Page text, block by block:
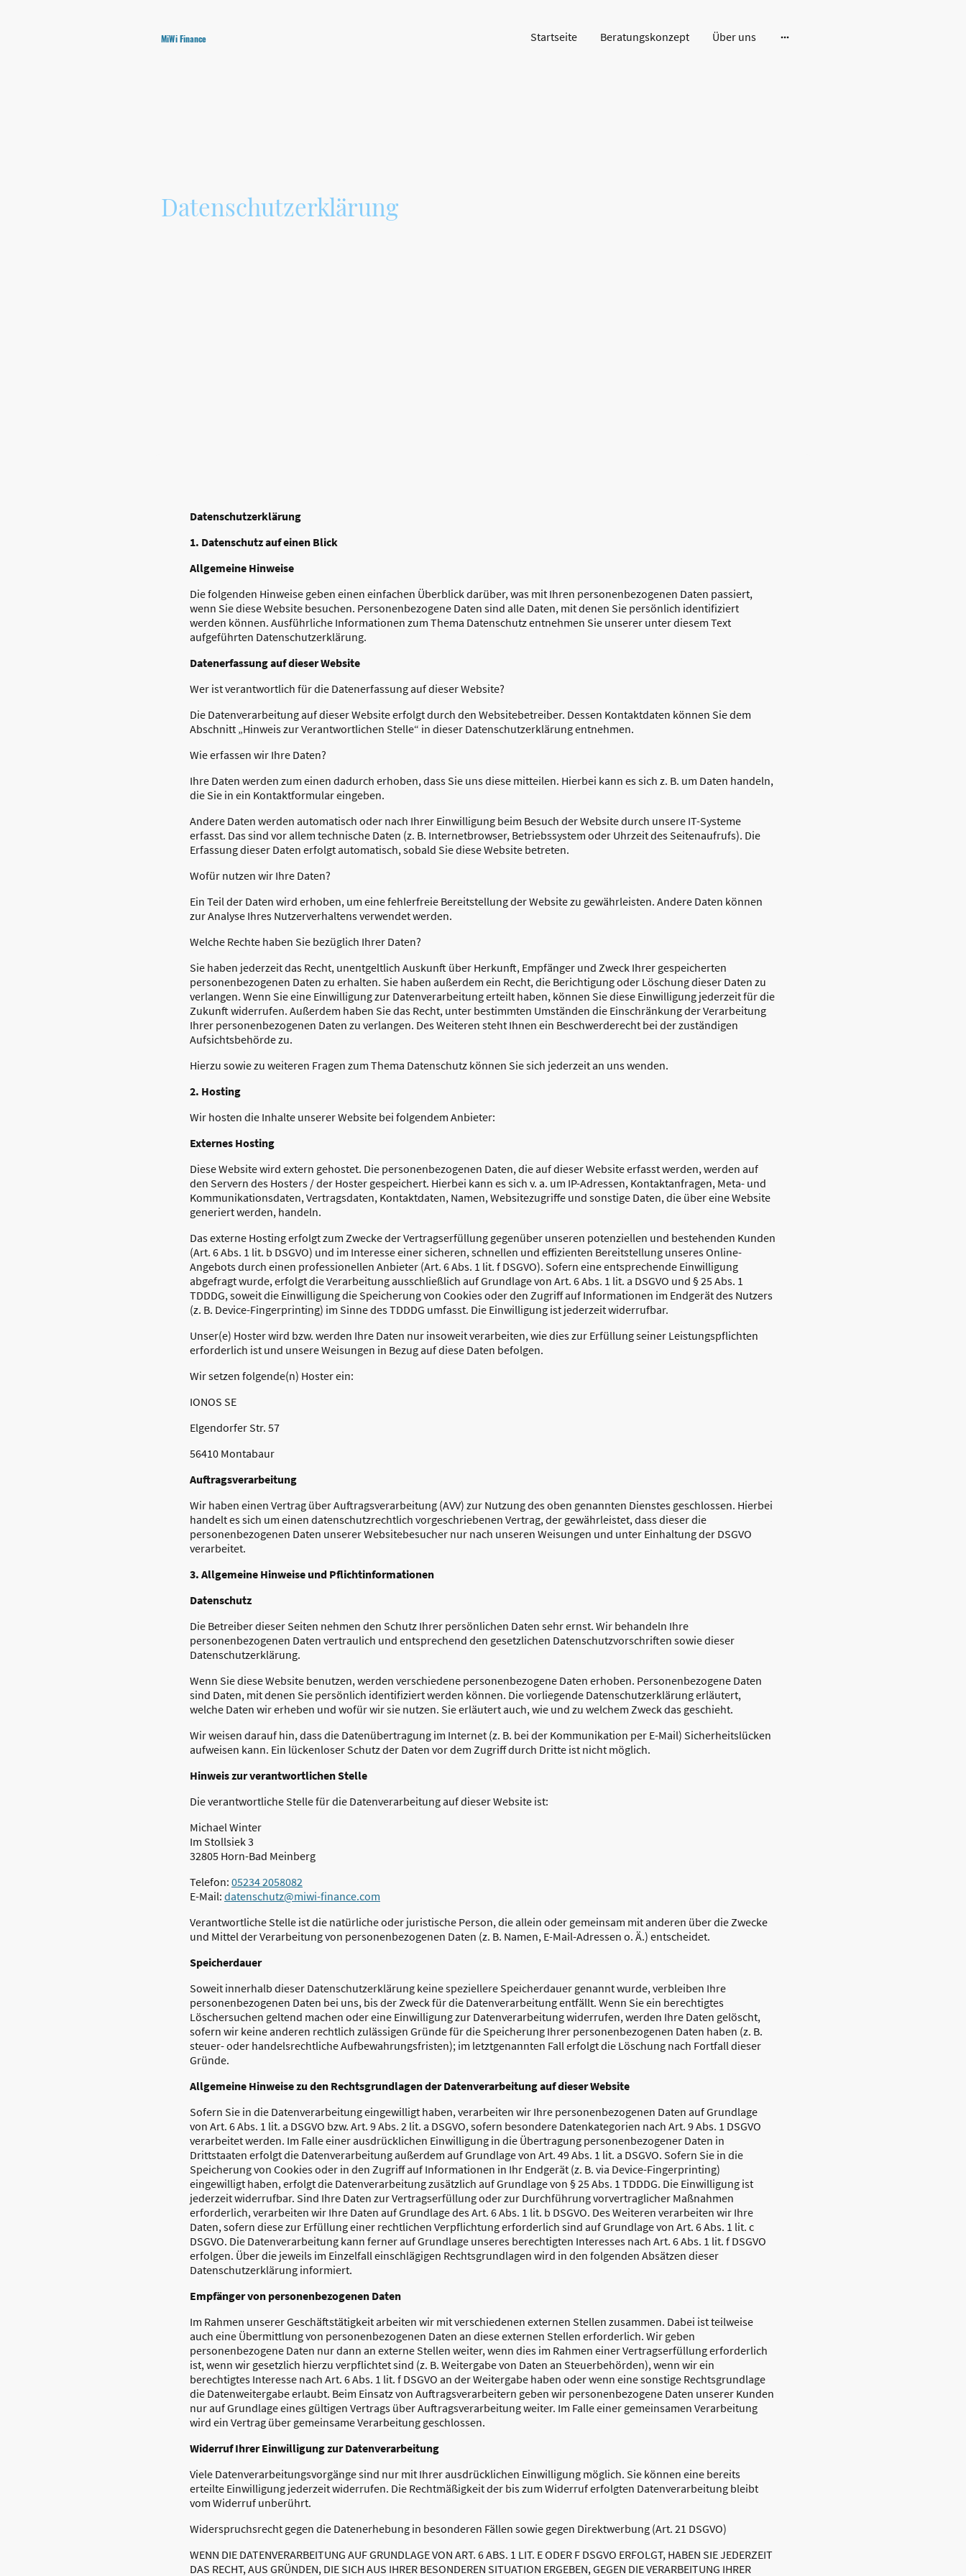
MiWi Finance Startseite Beratungskonzept Über uns
Datenschutzerklärung
Datenschutz­erklärung
1. Datenschutz auf einen Blick
Allgemeine Hinweise
Die folgenden Hinweise geben einen einfachen Überblick darüber, was mit Ihren personenbezogenen Daten passiert,
wenn Sie diese Website besuchen. Personenbezogene Daten sind alle Daten, mit denen Sie persönlich identifiziert
werden können. Ausführliche Informationen zum Thema Datenschutz entnehmen Sie unserer unter diesem Text
aufgeführten Datenschutzerklärung.
Datenerfassung auf dieser Website
Wer ist verantwortlich für die Datenerfassung auf dieser Website?
Die Datenverarbeitung auf dieser Website erfolgt durch den Websitebetreiber. Dessen Kontaktdaten können Sie dem
Abschnitt „Hinweis zur Verantwortlichen Stelle“ in dieser Datenschutzerklärung entnehmen.
Wie erfassen wir Ihre Daten?
Ihre Daten werden zum einen dadurch erhoben, dass Sie uns diese mitteilen. Hierbei kann es sich z. B. um Daten handeln,
die Sie in ein Kontaktformular eingeben.
Andere Daten werden automatisch oder nach Ihrer Einwilligung beim Besuch der Website durch unsere IT-Systeme
erfasst. Das sind vor allem technische Daten (z. B. Internetbrowser, Betriebssystem oder Uhrzeit des Seitenaufrufs). Die
Erfassung dieser Daten erfolgt automatisch, sobald Sie diese Website betreten.
Wofür nutzen wir Ihre Daten?
Ein Teil der Daten wird erhoben, um eine fehlerfreie Bereitstellung der Website zu gewährleisten. Andere Daten können
zur Analyse Ihres Nutzerverhaltens verwendet werden.
Welche Rechte haben Sie bezüglich Ihrer Daten?
Sie haben jederzeit das Recht, unentgeltlich Auskunft über Herkunft, Empfänger und Zweck Ihrer gespeicherten
personenbezogenen Daten zu erhalten. Sie haben außerdem ein Recht, die Berichtigung oder Löschung dieser Daten zu
verlangen. Wenn Sie eine Einwilligung zur Datenverarbeitung erteilt haben, können Sie diese Einwilligung jederzeit für die
Zukunft widerrufen. Außerdem haben Sie das Recht, unter bestimmten Umständen die Einschränkung der Verarbeitung
Ihrer personenbezogenen Daten zu verlangen. Des Weiteren steht Ihnen ein Beschwerderecht bei der zuständigen
Aufsichtsbehörde zu.
Hierzu sowie zu weiteren Fragen zum Thema Datenschutz können Sie sich jederzeit an uns wenden.
2. Hosting
Wir hosten die Inhalte unserer Website bei folgendem Anbieter:
Externes Hosting
Diese Website wird extern gehostet. Die personenbezogenen Daten, die auf dieser Website erfasst werden, werden auf
den Servern des Hosters / der Hoster gespeichert. Hierbei kann es sich v. a. um IP-Adressen, Kontaktanfragen, Meta- und
Kommunikationsdaten, Vertragsdaten, Kontaktdaten, Namen, Websitezugriffe und sonstige Daten, die über eine Website
generiert werden, handeln.
Das externe Hosting erfolgt zum Zwecke der Vertragserfüllung gegenüber unseren potenziellen und bestehenden Kunden
(Art. 6 Abs. 1 lit. b DSGVO) und im Interesse einer sicheren, schnellen und effizienten Bereitstellung unseres Online-
Angebots durch einen professionellen Anbieter (Art. 6 Abs. 1 lit. f DSGVO). Sofern eine entsprechende Einwilligung
abgefragt wurde, erfolgt die Verarbeitung ausschließlich auf Grundlage von Art. 6 Abs. 1 lit. a DSGVO und § 25 Abs. 1
TDDDG, soweit die Einwilligung die Speicherung von Cookies oder den Zugriff auf Informationen im Endgerät des Nutzers
(z. B. Device-Fingerprinting) im Sinne des TDDDG umfasst. Die Einwilligung ist jederzeit widerrufbar.
Unser(e) Hoster wird bzw. werden Ihre Daten nur insoweit verarbeiten, wie dies zur Erfüllung seiner Leistungspflichten
erforderlich ist und unsere Weisungen in Bezug auf diese Daten befolgen.
Wir setzen folgende(n) Hoster ein:
IONOS SE
Elgendorfer Str. 57
56410 Montabaur
Auftragsverarbeitung
Wir haben einen Vertrag über Auftragsverarbeitung (AVV) zur Nutzung des oben genannten Dienstes geschlossen. Hierbei
handelt es sich um einen datenschutzrechtlich vorgeschriebenen Vertrag, der gewährleistet, dass dieser die
personenbezogenen Daten unserer Websitebesucher nur nach unseren Weisungen und unter Einhaltung der DSGVO
verarbeitet.
3. Allgemeine Hinweise und Pflicht­informationen
Datenschutz
Die Betreiber dieser Seiten nehmen den Schutz Ihrer persönlichen Daten sehr ernst. Wir behandeln Ihre
personenbezogenen Daten vertraulich und entsprechend den gesetzlichen Datenschutzvorschriften sowie dieser
Datenschutzerklärung.
Wenn Sie diese Website benutzen, werden verschiedene personenbezogene Daten erhoben. Personenbezogene Daten
sind Daten, mit denen Sie persönlich identifiziert werden können. Die vorliegende Datenschutzerklärung erläutert,
welche Daten wir erheben und wofür wir sie nutzen. Sie erläutert auch, wie und zu welchem Zweck das geschieht.
Wir weisen darauf hin, dass die Datenübertragung im Internet (z. B. bei der Kommunikation per E-Mail) Sicherheitslücken
aufweisen kann. Ein lückenloser Schutz der Daten vor dem Zugriff durch Dritte ist nicht möglich.
Hinweis zur verantwortlichen Stelle
Die verantwortliche Stelle für die Datenverarbeitung auf dieser Website ist:
Michael Winter
Im Stollsiek 3
32805 Horn-Bad Meinberg
Telefon: 05234 2058082
E-Mail: datenschutz@miwi-finance.com
Verantwortliche Stelle ist die natürliche oder juristische Person, die allein oder gemeinsam mit anderen über die Zwecke
und Mittel der Verarbeitung von personenbezogenen Daten (z. B. Namen, E-Mail-Adressen o. Ä.) entscheidet.
Speicherdauer
Soweit innerhalb dieser Datenschutzerklärung keine speziellere Speicherdauer genannt wurde, verbleiben Ihre
personenbezogenen Daten bei uns, bis der Zweck für die Datenverarbeitung entfällt. Wenn Sie ein berechtigtes
Löschersuchen geltend machen oder eine Einwilligung zur Datenverarbeitung widerrufen, werden Ihre Daten gelöscht,
sofern wir keine anderen rechtlich zulässigen Gründe für die Speicherung Ihrer personenbezogenen Daten haben (z. B.
steuer- oder handelsrechtliche Aufbewahrungsfristen); im letztgenannten Fall erfolgt die Löschung nach Fortfall dieser
Gründe.
Allgemeine Hinweise zu den Rechtsgrundlagen der Datenverarbeitung auf dieser Website
Sofern Sie in die Datenverarbeitung eingewilligt haben, verarbeiten wir Ihre personenbezogenen Daten auf Grundlage
von Art. 6 Abs. 1 lit. a DSGVO bzw. Art. 9 Abs. 2 lit. a DSGVO, sofern besondere Datenkategorien nach Art. 9 Abs. 1 DSGVO
verarbeitet werden. Im Falle einer ausdrücklichen Einwilligung in die Übertragung personenbezogener Daten in
Drittstaaten erfolgt die Datenverarbeitung außerdem auf Grundlage von Art. 49 Abs. 1 lit. a DSGVO. Sofern Sie in die
Speicherung von Cookies oder in den Zugriff auf Informationen in Ihr Endgerät (z. B. via Device-Fingerprinting)
eingewilligt haben, erfolgt die Datenverarbeitung zusätzlich auf Grundlage von § 25 Abs. 1 TDDDG. Die Einwilligung ist
jederzeit widerrufbar. Sind Ihre Daten zur Vertragserfüllung oder zur Durchführung vorvertraglicher Maßnahmen
erforderlich, verarbeiten wir Ihre Daten auf Grundlage des Art. 6 Abs. 1 lit. b DSGVO. Des Weiteren verarbeiten wir Ihre
Daten, sofern diese zur Erfüllung einer rechtlichen Verpflichtung erforderlich sind auf Grundlage von Art. 6 Abs. 1 lit. c
DSGVO. Die Datenverarbeitung kann ferner auf Grundlage unseres berechtigten Interesses nach Art. 6 Abs. 1 lit. f DSGVO
erfolgen. Über die jeweils im Einzelfall einschlägigen Rechtsgrundlagen wird in den folgenden Absätzen dieser
Datenschutzerklärung informiert.
Empfänger von personenbezogenen Daten
Im Rahmen unserer Geschäftstätigkeit arbeiten wir mit verschiedenen externen Stellen zusammen. Dabei ist teilweise
auch eine Übermittlung von personenbezogenen Daten an diese externen Stellen erforderlich. Wir geben
personenbezogene Daten nur dann an externe Stellen weiter, wenn dies im Rahmen einer Vertragserfüllung erforderlich
ist, wenn wir gesetzlich hierzu verpflichtet sind (z. B. Weitergabe von Daten an Steuerbehörden), wenn wir ein
berechtigtes Interesse nach Art. 6 Abs. 1 lit. f DSGVO an der Weitergabe haben oder wenn eine sonstige Rechtsgrundlage
die Datenweitergabe erlaubt. Beim Einsatz von Auftragsverarbeitern geben wir personenbezogene Daten unserer Kunden
nur auf Grundlage eines gültigen Vertrags über Auftragsverarbeitung weiter. Im Falle einer gemeinsamen Verarbeitung
wird ein Vertrag über gemeinsame Verarbeitung geschlossen.
Widerruf Ihrer Einwilligung zur Datenverarbeitung
Viele Datenverarbeitungsvorgänge sind nur mit Ihrer ausdrücklichen Einwilligung möglich. Sie können eine bereits
erteilte Einwilligung jederzeit widerrufen. Die Rechtmäßigkeit der bis zum Widerruf erfolgten Datenverarbeitung bleibt
vom Widerruf unberührt.
Widerspruchsrecht gegen die Datenerhebung in besonderen Fällen sowie gegen Direktwerbung (Art. 21 DSGVO)
WENN DIE DATENVERARBEITUNG AUF GRUNDLAGE VON ART. 6 ABS. 1 LIT. E ODER F DSGVO ERFOLGT, HABEN SIE JEDERZEIT
DAS RECHT, AUS GRÜNDEN, DIE SICH AUS IHRER BESONDEREN SITUATION ERGEBEN, GEGEN DIE VERARBEITUNG IHRER